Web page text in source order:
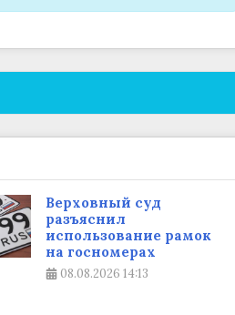
Верховный суд
разъяснил
использование рамок
на госномерах
08.08.2026 14:13